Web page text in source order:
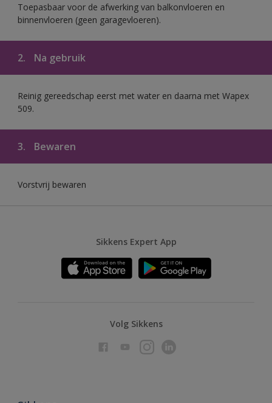
Toepasbaar voor de afwerking van balkonvloeren en
binnenvloeren (geen garagevloeren).
2. Na gebruik
Reinig gereedschap eerst met water en daarna met Wapex
509.
3. Bewaren
Vorstvrij bewaren
Sikkens Expert App
Volg Sikkens